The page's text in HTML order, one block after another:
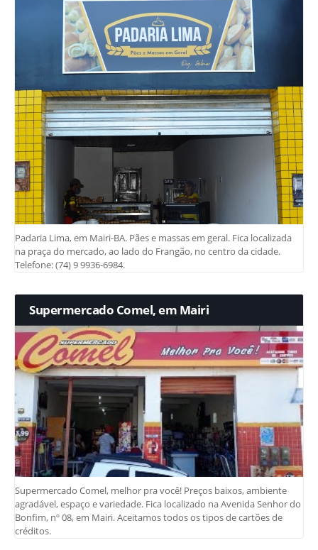
Padaria Lima, em Mairi-BA. Pães e massas em geral. Fica localizada
na praça do mercado, ao lado do Frangão, no centro da cidade.
Telefone: (74) 9 9936-6984.
Supermercado Comel, em Mairi
Supermercado Comel, melhor pra você! Preços baixos, ambiente
agradável, espaço e variedade. Fica localizado na Avenida Senhor do
Bonfim, nº 08, em Mairi. Aceitamos todos os tipos de cartões de
créditos.